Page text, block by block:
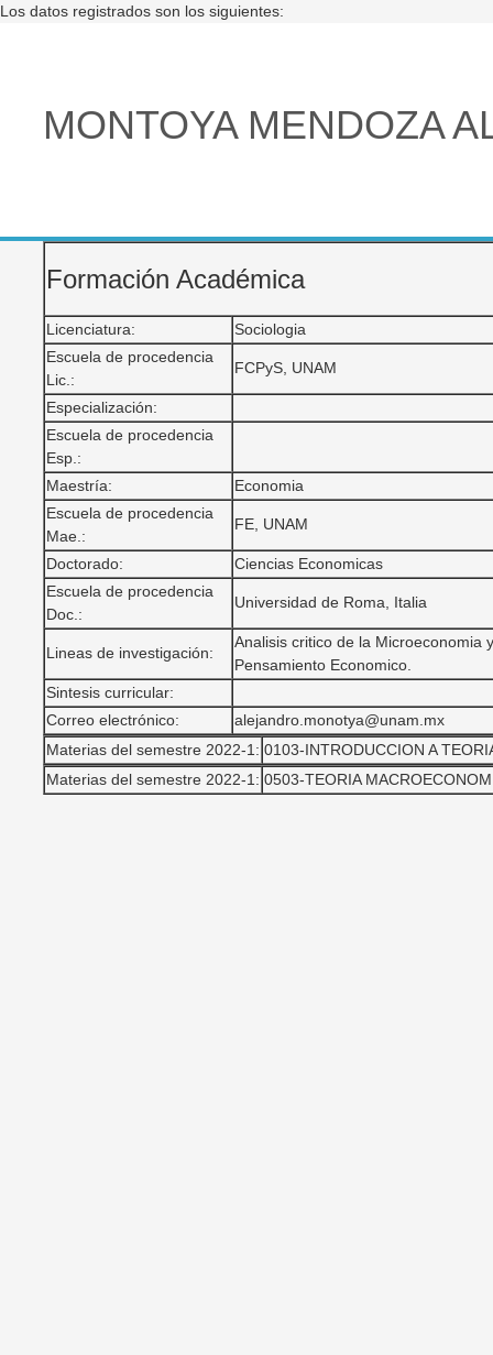
Los datos registrados son los siguientes:
MONTOYA MENDOZA
Formación Académica
Licenciatura:
Sociologia
Escuela de procedencia
Lic.:
FCPyS, UNAM
Especialización:
Escuela de procedencia
Esp.:
Maestría:
Economia
Escuela de procedencia
Mae.:
FE, UNAM
Doctorado:
Ciencias Economicas
Escuela de procedencia
Doc.:
Universidad de Roma, Italia
Lineas de investigación:
Analisis critico de la Microeconomia
Pensamiento Economico.
Sintesis curricular:
Correo electrónico:
alejandro.monotya@unam.mx
Materias del semestre 2022-1: 0103-INTRODUCCION A
Materias del semestre 2022-1: 0503-TEORIA